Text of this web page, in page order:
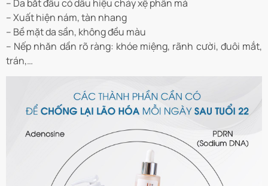
– Da bắt đầu có dấu hiệu chảy xệ phần má
– Xuất hiện nám, tàn nhang
– Bề mặt da sần, không đều màu
– Nếp nhăn dần rõ ràng: khóe miệng, rãnh cười, đuôi mắt,
trán,…